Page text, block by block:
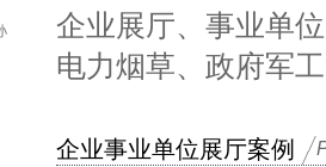
企业展厅、事业单
电力烟草、政府军
企业事业单位展厅案例